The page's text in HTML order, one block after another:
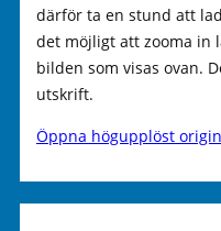
därför ta en stund att
det möjligt att zooma in
bilden som visas ovan.
utskrift.
Öppna högupplöst